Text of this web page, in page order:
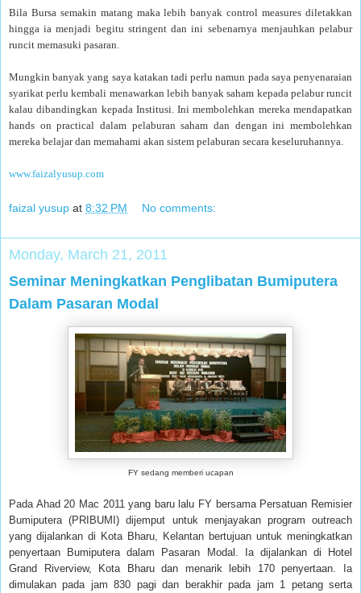
Bila Bursa semakin matang maka lebih banyak control measures diletakkan
hingga ia menjadi begitu stringent dan ini sebenarnya menjauhkan pelabur
runcit memasuki pasaran.
Mungkin banyak yang saya katakan tadi perlu namun pada saya penyenaraian
syarikat perlu kembali menawarkan lebih banyak saham kepada pelabur runcit
kalau dibandingkan kepada Institusi. Ini membolehkan mereka mendapatkan
hands on practical dalam pelaburan saham dan dengan ini membolehkan
mereka belajar dan memahami akan sistem pelaburan secara keseluruhannya.
www.faizalyusup.com
faizal yusup at 8:32 PM No comments:
Monday, March 21, 2011
Seminar Meningkatkan Penglibatan Bumiputera
Dalam Pasaran Modal
FY sedang memberi ucapan
Pada Ahad 20 Mac 2011 yang baru lalu FY bersama Persatuan Remisier
Bumiputera (PRIBUMI) dijemput untuk menjayakan program outreach
yang dijalankan di Kota Bharu, Kelantan bertujuan untuk meningkatkan
penyertaan Bumiputera dalam Pasaran Modal. Ia dijalankan di Hotel
Grand Riverview, Kota Bharu dan menarik lebih 170 penyertaan. Ia
dimulakan pada jam 830 pagi dan berakhir pada jam 1 petang serta